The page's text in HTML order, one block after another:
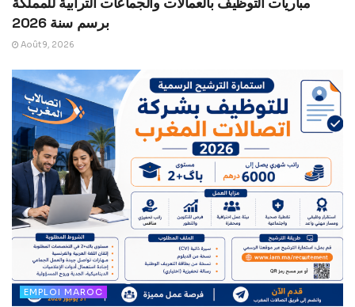
برسم سنة 2026
Août 9, 2026
EMPLOI MAROC